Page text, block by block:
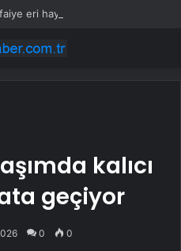
eri hayatını kaybetti
kalıcı
geçiyor
0 0